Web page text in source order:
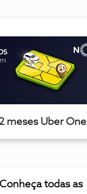
meses Uber One
Conheça todas as